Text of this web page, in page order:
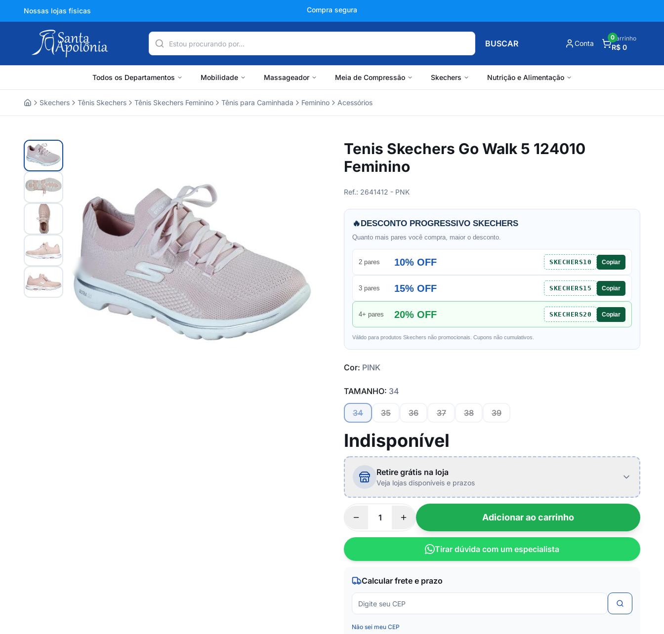
Nossas lojas físicas +150 mil avaliações
BUSCAR Conta
Carrinho
R$ 0
0
Todos os Departamentos Mobilidade Massageador Meia de Compressão Skechers Nutrição e Alimentação
Skechers Tênis Skechers Tênis Skechers Feminino Tênis para Caminhada Feminino Acessórios
Tenis Skechers Go Walk 5 124010
Feminino
Ref.: 2641412 - PNK
🔥DESCONTO PROGRESSIVO SKECHERS
Quanto mais pares você compra, maior o desconto.
2 pares 10% OFF SKECHERS10 Copiar
3 pares 15% OFF SKECHERS15 Copiar
4+ pares 20% OFF SKECHERS20 Copiar
Válido para produtos Skechers não promocionais. Cupons não cumulativos.
Cor: PINK
TAMANHO: 34
34 35 36 37 38 39
Indisponível
Retire grátis na loja
Veja lojas disponíveis e prazos
Adicionar ao carrinho
Tirar dúvida com um especialista
Calcular frete e prazo
Não sei meu CEP